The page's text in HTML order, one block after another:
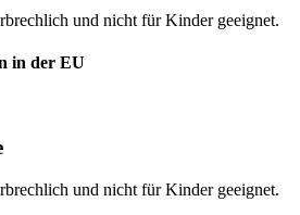
und nicht für Kinder geeignet.
in der EU
und nicht für Kinder geeignet.